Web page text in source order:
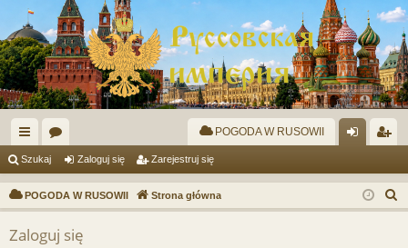
ię
ce
j
…
or
a
POGODA W RUSOWII
og
uj
ej
es
Szukaj Zaloguj się Zarejestruj się
POGODA W RUSOWII Strona główna
z
Zaloguj się